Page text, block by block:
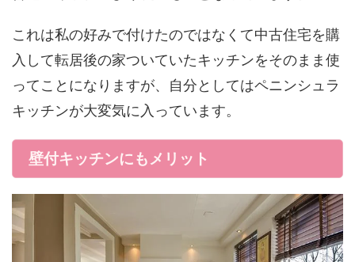
これは私の好みで付けたのではなくて中古住宅を購
入して転居後の家ついていたキッチンをそのまま使
ってことになりますが、自分としてはペニンシュラ
キッチンが大変気に入っています。
壁付キッチンにもメリット